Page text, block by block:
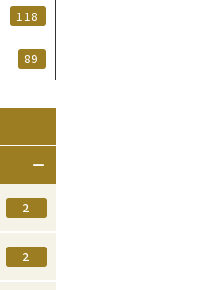
118
89
2
2